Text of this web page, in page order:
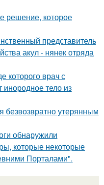
решение, которое
представитель
акул - нянек отряда
которого врач с
тело из
утерянным
обнаружили
которые некоторые
Порталами".